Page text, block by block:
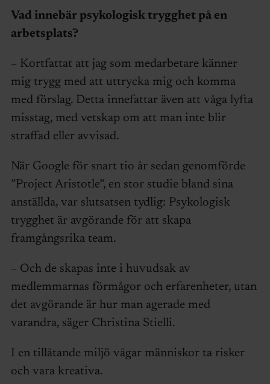
Vad innebär psykologisk trygghet på en
arbetsplats?
– Kortfattat att jag som medarbetare känner
mig trygg med att uttrycka mig och komma
med förslag. Detta innefattar även att våga lyfta
misstag, med vetskap om att man inte blir
straffad eller avvisad.
När Google för snart tio år sedan genomförde
”Project Aristotle”, en stor studie bland sina
anställda, var slutsatsen tydlig: Psykologisk
trygghet är avgörande för att skapa
framgångsrika team.
– Och de skapas inte i huvudsak av
medlemmarnas förmågor och erfarenheter, utan
det avgörande är hur man agerade med
varandra, säger Christina Stielli.
I en tillåtande miljö vågar människor ta risker
och vara kreativa.